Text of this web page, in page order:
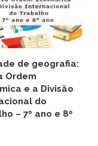
de geografia:
Ordem
e a Divisão
do
– 7º ano e 8º